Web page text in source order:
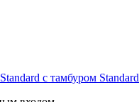
с тамбуром Standard